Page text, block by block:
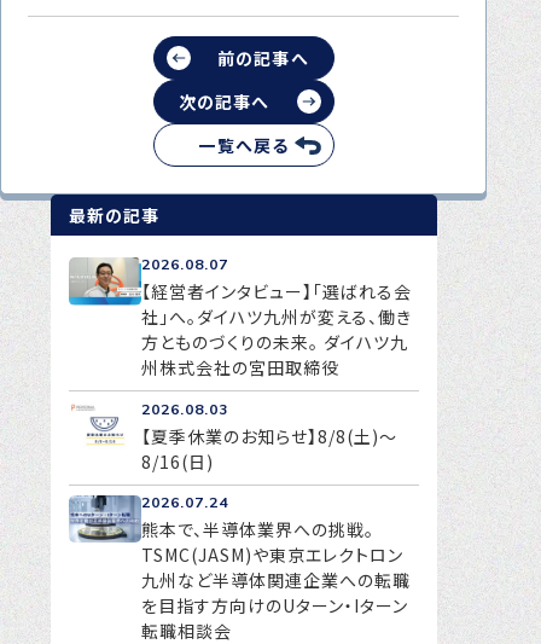
プライバシーポリシー
前の記事へ
一覧へ戻る
次の記事へ
最新の記事
2026.08.07
【経営者インタビュー】「選ばれる会
社」へ。ダイハツ九州が変える、働き
方とものづくりの未来。 ダイハツ九
州株式会社の宮田取締役
2026.08.03
【夏季休業のお知らせ】8/8(土)～
8/16(日)
2026.07.24
熊本で、半導体業界への挑戦。
TSMC(JASM)や東京エレクトロン
九州など半導体関連企業への転職
を目指す方向けのUターン・Iターン
転職相談会